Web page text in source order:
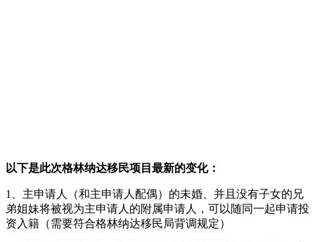
以下是此次格林纳达移民项目最新的变化：
1、主申请人（和主申请人配偶）的未婚、并且没有子女的兄
弟姐妹将被视为主申请人的附属申请人，可以随同一起申请投
资入籍（需要符合格林纳达移民局背调规定）